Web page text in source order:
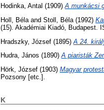
Hodinka, Antal (1909) A munkácsi
Holl, Béla and Stoll, Béla (1992)
(15). Akadémiai Kiadó, Budapest.
Hradszky, József (1895) A 24.
Hudra, János (1890)A piaristák
Hörk, József (1903) Magyar
Pozsony [etc.].
K